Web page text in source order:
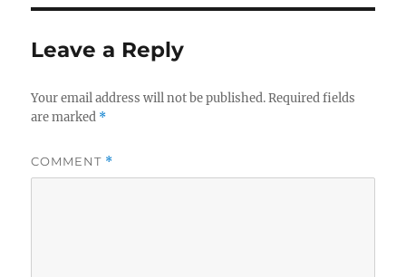
Leave a Reply
Your email address will not be published. Required fields
are marked *
COMMENT *